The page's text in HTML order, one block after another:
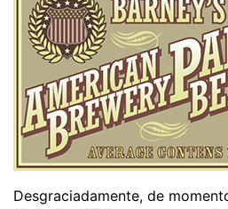
Desgraciadamente, de